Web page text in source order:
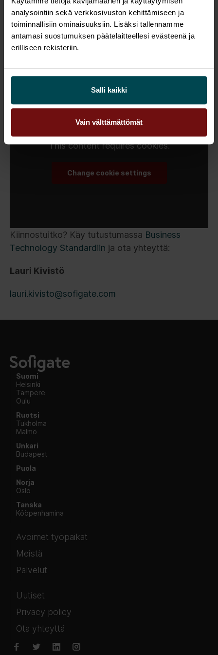
analysointiin sekä verkkosivuston kehittämiseen ja
toiminnallisiin ominaisuuksiin. Lisäksi tallennamme
antamasi suostumuksen päätelaitteellesi evästeenä ja
erilliseen rekisteriin.
Salli kaikki
Vain välttämättömät
tulevaisuuden näkymiä digitalisaatio
tarjoaa?
Kuuntele alta lisää:
This content requires cookies.
Change cookie settings
Kiinnostuitko? Käy tutustumassa Business
Technology Standardiin ja ota yhteyttä:
Lauri Kivistö
lauri.kivisto@sofigate.com
Suomi
Helsinki
Tampere
Oulu
Ruotsi
Tukholma
Malmö
Unkari
Budapest
Puola
Norja
Oslo
Tanska
Kööpenhamina
Avoimet työpaikat
Meistä
Palvelut
Uutiset
Privacy policy
Ota yhteyttä